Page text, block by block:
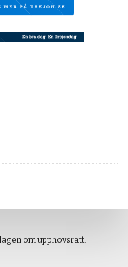
om upphovsrätt.